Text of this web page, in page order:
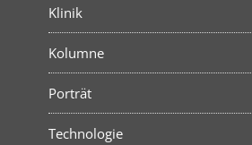
Klinik
Kolumne
Porträt
Technologie